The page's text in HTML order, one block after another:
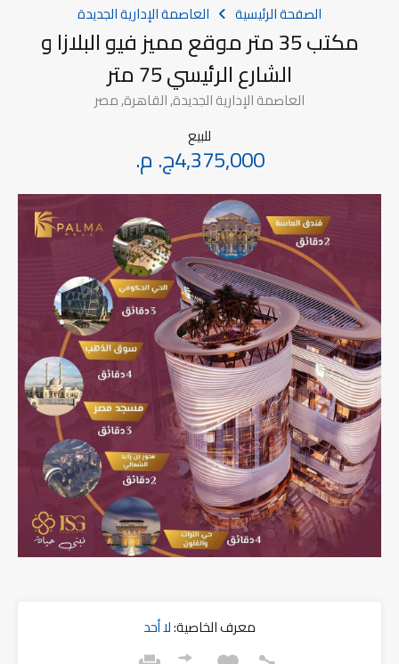
الصفحة الرئيسية العاصمة الإدارية الجديدة
مكتب 35 متر موقع مميز فيو البلازا و
الشارع الرئيسي 75 متر
العاصمة الإدارية الجديدة, القاهرة, مصر
للبيع
4,375,000ج. م.
معرف الخاصية:لا أحد